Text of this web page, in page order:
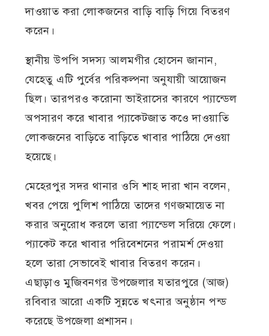
দাওয়াত করা লোকজনের বাড়ি বাড়ি গিয়ে বিতরণ
করেন।
স্থানীয় উপপি সদস্য আলমগীর হোসেন জানান,
যেহেতু এটি পুর্বের পরিকল্পনা অনুযায়ী আয়োজন
ছিল। তারপরও করোনা ভাইরাসের কারণে প্যান্ডেল
অপসারণ করে খাবার প্যাকেটজাত কওে দাওয়াতি
লোকজনের বাড়িতে বাড়িতে খাবার পাঠিয়ে দেওয়া
হয়েছে।
মেহেরপুর সদর থানার ওসি শাহ দারা খান বলেন,
খবর পেয়ে পুলিশ পাঠিয়ে তাদের গণজমায়েত না
করার অনুরোধ করলে তারা প্যান্ডেল সরিয়ে ফেলে।
প্যাকেট করে খাবার পরিবেশনের পরামর্শ দেওয়া
হলে তারা সেভাবেই খাবার বিতরণ করেন।
এছাড়াও মুজিবনগর উপজেলার যতারপুরে (আজ)
রবিবার আরো একটি সুন্নতে খৎনার অনুষ্ঠান পন্ড
করেছে উপজেলা প্রশাসন।